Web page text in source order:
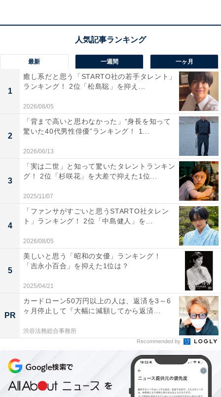
1位に選ばれたのは、新田真剣佑さんと眞栄田郷敦さん
父はアクションスターとして活躍した千葉真一さんで、
2023年1月には亡き父の誕生日に兄弟同時で結婚を発表
し話題になりました。
回答者からは、「ふたりともちょっとホリが深めだけ
ど、整った顔立ちだと思います（40代女性／広島県）」
「はっきりした顔立ちがよく似ていてイケメンだと思う
から（20代女性／東京都）」「きょうだいで異なるタイ
プのかっこよさがあるため（10代男性／埼玉県）」「新
田が、ドラマ『同期のサクラ』『イチケイのカラス』な
どを演じた男性的な整った顔のイケメンで、眞栄田は、
ドラマ『どうする家康』の武田勝頼『エルピス』などで
見せた野性的なイケメンです（70代男性／神奈川県）」
などのコメントが寄せられました。
※回答者のコメントは原文ママです
次ページ
6位までの全ランキング結果を見
最新 一週間 一ヶ月
1
癒し系だと思う「STARTO社の若手タレント」
ランキング！ 2位「松島聡」を抑え...
2026/08/05
2
「背まで高いと思わなかった」“身長を知って
驚いた40代男性俳優”ランキング！ 1...
2026/06/13
3
「実は二世」と知って驚いたタレントランキン
グ！ 2位「杉咲花」を大差で抑えた1位...
2025/11/07
4
「ファンサがすごいと思うSTARTO社タレン
ト」ランキング！ 2位「中島健人」を...
2026/08/05
5
美しいと思う「昭和の女優」ランキング！
「吉永小百合」を抑えた1位は？
2025/04/21
PR
カードローン50万円以上の人は、返済を3～6
ヶ月停止して『大幅に減額してから返済...
渋谷法務総合事務所
Recommended by